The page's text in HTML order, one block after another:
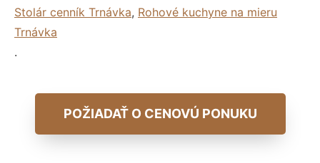
Stolár cenník Trnávka, Rohové kuchyne na mieru
Trnávka
.
POŽIADAŤ O CENOVÚ PONUKU